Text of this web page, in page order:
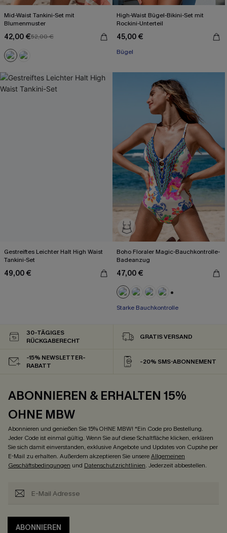
Mid-Waist Tankini-Set mit
Blumenmuster
42,00 €52,00 €
High-Waist Bügel-Bikini-Set mit
Rockini-Unterteil
45,00 €
Bügel
Gestreiftes Leichter Halt High Waist
Tankini-Set
49,00 €
Boho Floraler Magic-Bauchkontrolle-
Badeanzug
47,00 €
Starke Bauchkontrolle
30-TÄGIGES
RÜCKGABERECHT
GRATIS VERSAND
-15% NEWSLETTER-
RABATT
-20% SMS-ABONNEMENT
ABONNIEREN & ERHALTEN 15%
OHNE MBW
Abonnieren und genießen Sie 15% OHNE MBW! *Ein Code pro Bestellung.
Jeder Code ist einmal gültig. Wenn Sie auf diese Schaltfläche klicken, erklären
Sie sich damit einverstanden, exklusive Angebote und Updates von Cupshe per
E-Mail zu erhalten. Außerdem akzeptieren Sie unsereAllgemeinen
Geschäftsbedingungen und Datenschutzrichtlinien. Jederzeit abbestellen.
ABONNIEREN